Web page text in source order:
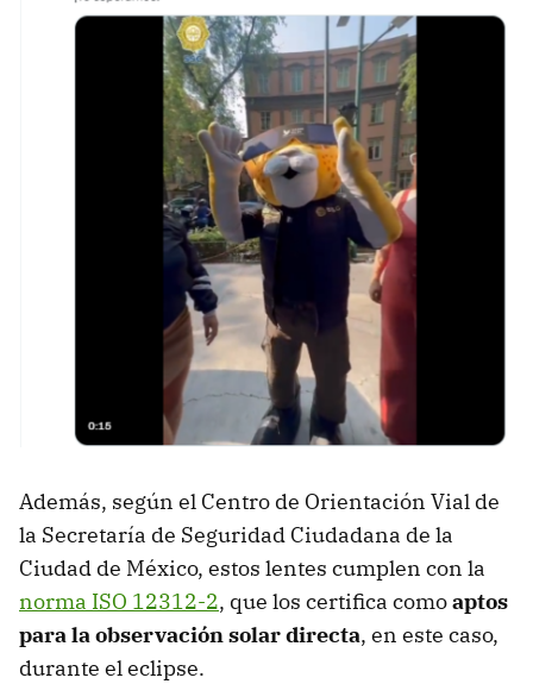
Además, según el Centro de Orientación Vial de
la Secretaría de Seguridad Ciudadana de la
Ciudad de México, estos lentes cumplen con la
norma ISO 12312-2, que los certifica comoaptos
para la observación solar directa, en este caso,
durante el eclipse.